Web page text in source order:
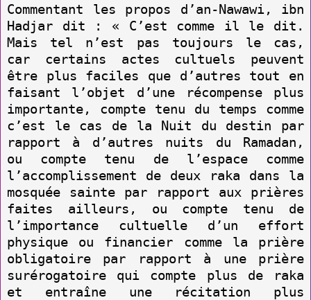
Commentant les propos d’an-Nawawi, ibn
Hadjar dit : « C’est comme il le dit.
Mais tel n’est pas toujours le cas,
car certains actes cultuels peuvent
être plus faciles que d’autres tout en
faisant l’objet d’une récompense plus
importante, compte tenu du temps comme
c’est le cas de la Nuit du destin par
rapport à d’autres nuits du Ramadan,
ou compte tenu de l’espace comme
l’accomplissement de deux raka dans la
mosquée sainte par rapport aux prières
faites ailleurs, ou compte tenu de
l’importance cultuelle d’un effort
physique ou financier comme la prière
obligatoire par rapport à une prière
surérogatoire qui compte plus de raka
et entraîne une récitation plus